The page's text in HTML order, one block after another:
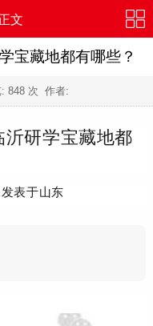
文
宝藏地都有哪些？
848 次 作者:
研学宝藏地都
发表于山东